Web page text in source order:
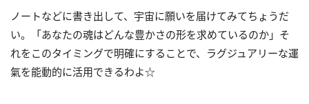
ノートなどに書き出して、宇宙に願いを届けてみてちょうだ
い。「あなたの魂はどんな豊かさの形を求めているのか」そ
れをこのタイミングで明確にすることで、ラグジュアリーな運
氣を能動的に活用できるわよ☆